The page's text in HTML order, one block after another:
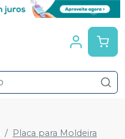
Placa para Moldeira